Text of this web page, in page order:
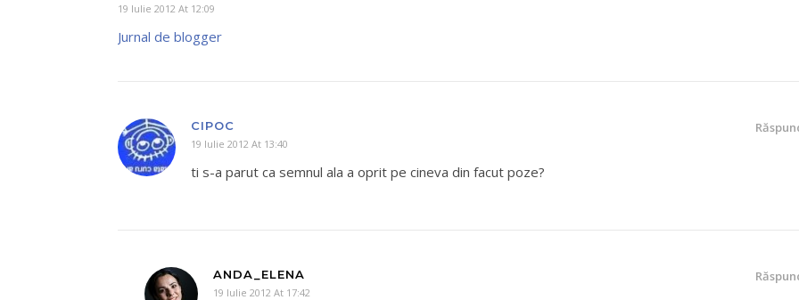
19 Iulie 2012 At 12:09
Jurnal de blogger
CIPOC
19 Iulie 2012 At 13:40
ti s-a parut ca semnul ala a oprit pe cineva din facut poze?
ANDA_ELENA
19 Iulie 2012 At 17:42